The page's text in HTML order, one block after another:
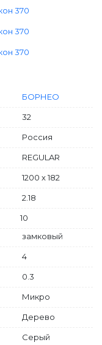
БОРНЕО
32
Россия
REGULAR
1200 х 182
2.18
10
замковый
4
0.3
Микро
Дерево
Серый